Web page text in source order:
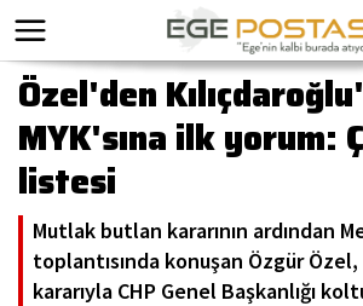
Özel'den
MYK'sına ilk yorum:
listesi
Mutlak butlan kararının ardından
toplantısında konuşan Özgür
kararıyla CHP Genel Başkanlığı